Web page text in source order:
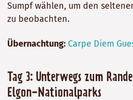
Sumpf wählen, um den
zu beobachten.
Übernachtung: Carpe Diem
Tag 3: Unterwegs zum
Elgon-Nationalparks